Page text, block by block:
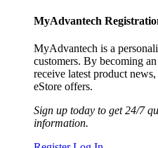
MyAdvantech
MyAdvantech is a
customers. By becoming
receive latest product
eStore offers.
Sign up today to get 24/7
information.